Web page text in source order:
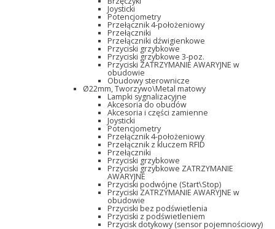
Joysticki
Potencjometry
Przełącznik 4-położeniowy
Przełączniki
Przełączniki dźwigienkowe
Przyciski grzybkowe
Przyciski grzybkowe 3-poz.
Przyciski ZATRZYMANIE AWARYJNE w
obudowie
Obudowy sterownicze
Ø22mm, Tworzywo\Metal matowy
Lampki sygnalizacyjne
Akcesoria do obudów
Akcesoria i części zamienne
Joysticki
Potencjometry
Przełącznik 4-położeniowy
Przełącznik z kluczem RFID
Przełączniki
Przyciski grzybkowe
Przyciski grzybkowe ZATRZYMANIE
AWARYJNE
Przyciski podwójne (Start\Stop)
Przyciski ZATRZYMANIE AWARYJNE w
obudowie
Przyciski bez podświetlenia
Przyciski z podświetleniem
Przycisk dotykowy (sensor pojemnościowy)